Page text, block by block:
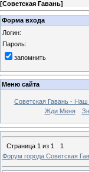
[Советская Гавань]
Форма входа
Логин:
Пароль:
запомнить
Меню сайта
Советская Гавань - Наш
Жди Меня
Страница 1 из 1
1
Форум города Советская